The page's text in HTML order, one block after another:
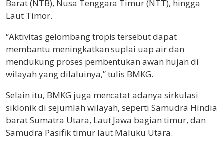
Barat (NTB), Nusa Tenggara Timur (NTT), hingga
Laut Timor.
“Aktivitas gelombang tropis tersebut dapat
membantu meningkatkan suplai uap air dan
mendukung proses pembentukan awan hujan di
wilayah yang dilaluinya,” tulis BMKG.
Selain itu, BMKG juga mencatat adanya sirkulasi
siklonik di sejumlah wilayah, seperti Samudra Hindia
barat Sumatra Utara, Laut Jawa bagian timur, dan
Samudra Pasifik timur laut Maluku Utara.